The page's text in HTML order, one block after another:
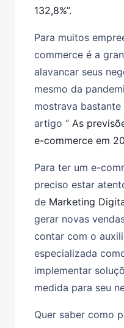
132,8%”.
Para muitos
commerce é a
alavancar seus
mesmo da
mostrava
artigo “ As
e-commerce em
Para ter um e-
preciso estar
de Marketing
gerar novas
contar com o
especializada
implementar
medida para seu
Quer saber como